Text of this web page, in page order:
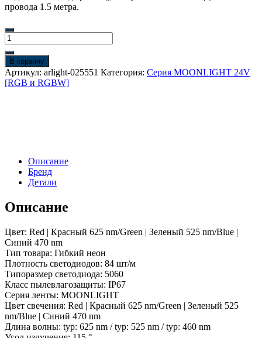
провода 1.5 метра.
Количество
товара
Гибкий
неон
ARL-
MOONLIGHT-
IP67)
В корзину
Артикул: arlight-025551 Категория: Серия MOONLIGHT 24V
[RGB и RGBW]
Описание
Бренд
Детали
Описание
Цвет: Red | Красный 625 nm/Green | Зеленый 525 nm/Blue |
Синий 470 nm
Тип товара: Гибкий неон
Плотность светодиодов: 84 шт/м
Типоразмер светодиода: 5060
Класс пылевлагозащиты: IP67
Серия ленты: MOONLIGHT
Цвет свечения: Red | Красный 625 nm/Green | Зеленый 525
nm/Blue | Синий 470 nm
Длина волны: typ: 625 nm / typ: 525 nm / typ: 460 nm